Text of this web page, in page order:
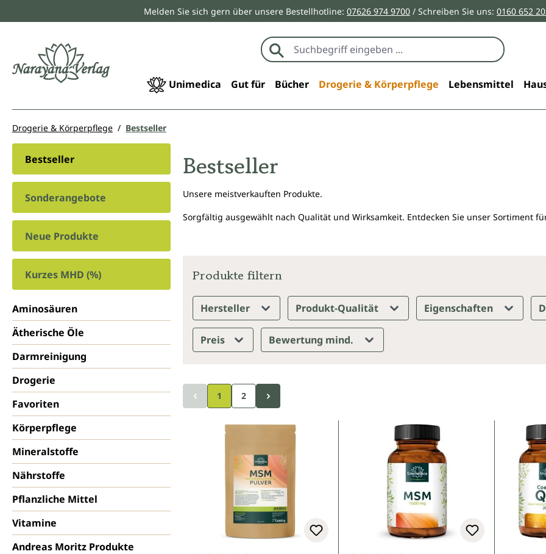
Zur Hauptnavigation springenMelden Sie sich gern über unsere Bestellhotline: 07626 974 9700 / Schreiben Sie uns: 0160 652
Unimedica Gut für Bücher Drogerie & Körperpflege Lebensmittel
Drogerie & Körperpflege Bestseller
Bestseller
Sonderangebote
Neue Produkte
Kurzes MHD (%)
Aminosäuren
Ätherische Öle
Darmreinigung
Drogerie
Favoriten
Körperpflege
Mineralstoffe
Nährstoffe
Pflanzliche Mittel
Vitamine
Andreas Moritz Produkte
Bestseller
Unsere meistverkauften Produkte.
Sorgfältig ausgewählt nach Qualität und Wirksamkeit. Entdecken Sie unser Sortiment
Produkte filtern
Hersteller Produkt-Qualität Eigenschaften
Preis Bewertung mind.
1 2